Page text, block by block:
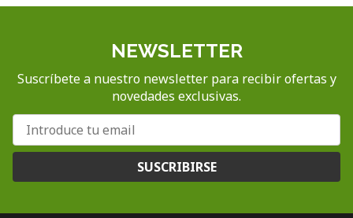
NEWSLETTER
Suscríbete a nuestro newsletter para recibir ofertas y
novedades exclusivas.
SUSCRIBIRSE